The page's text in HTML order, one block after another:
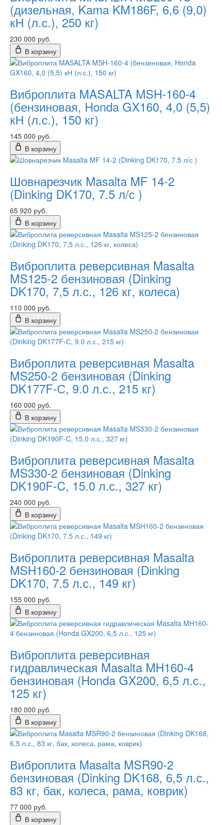
(дизельная, Kama KM186F, 6,6 (9,0)
кН (л.с.), 250 кг)
230 000 руб.
В корзину
Виброплита MASALTA MSH-160-4
(бензиновая, Honda GX160, 4,0 (5,5)
кН (л.с.), 150 кг)
145 000 руб.
В корзину
Шовнарезчик Masalta MF 14-2
(Dinking DK170, 7.5 л/с )
65 920 руб.
В корзину
Виброплита реверсивная Masalta
MS125-2 бензиновая (Dinking
DK170, 7,5 л.с., 126 кг, колеса)
110 000 руб.
В корзину
Виброплита реверсивная Masalta
MS250-2 бензиновая (Dinking
DK177F-С, 9.0 л.с., 215 кг)
160 000 руб.
В корзину
Виброплита реверсивная Masalta
MS330-2 бензиновая (Dinking
DK190F-C, 15.0 л.с., 327 кг)
240 000 руб.
В корзину
Виброплита реверсивная Masalta
MSH160-2 бензиновая (Dinking
DK170, 7.5 л.с., 149 кг)
155 000 руб.
В корзину
Виброплита реверсивная
гидравлическая Masalta MH160-4
бензиновая (Honda GX200, 6,5 л.с.,
125 кг)
180 000 руб.
В корзину
Виброплита Masalta MSR90-2
бензиновая (Dinking DK168, 6,5 л.с.,
83 кг, бак, колеса, рама, коврик)
77 000 руб.
В корзину